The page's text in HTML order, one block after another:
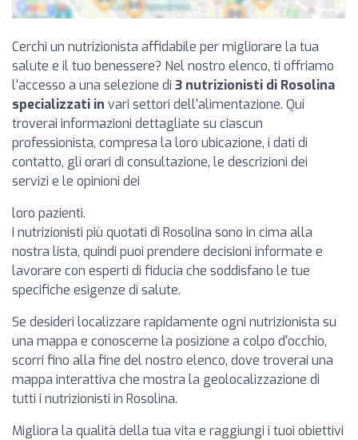
Cerchi un nutrizionista affidabile per migliorare la tua
salute e il tuo benessere? Nel nostro elenco, ti offriamo
l'accesso a una selezione di 3 nutrizionisti di Rosolina
specializzati in vari settori dell'alimentazione. Qui
troverai informazioni dettagliate su ciascun
professionista, compresa la loro ubicazione, i dati di
contatto, gli orari di consultazione, le descrizioni dei
servizi e le opinioni dei
loro pazienti.
I nutrizionisti più quotati di Rosolina sono in cima alla
nostra lista, quindi puoi prendere decisioni informate e
lavorare con esperti di fiducia che soddisfano le tue
specifiche esigenze di salute.
Se desideri localizzare rapidamente ogni nutrizionista su
una mappa e conoscerne la posizione a colpo d'occhio,
scorri fino alla fine del nostro elenco, dove troverai una
mappa interattiva che mostra la geolocalizzazione di
tutti i nutrizionisti in Rosolina.
Migliora la qualità della tua vita e raggiungi i tuoi obiettivi